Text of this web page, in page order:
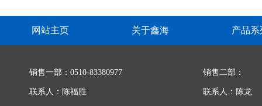
网站主页 关于鑫海 产品系
销售一部：0510-83380977
联系人：陈福胜
销售二部：
联系人：陈龙